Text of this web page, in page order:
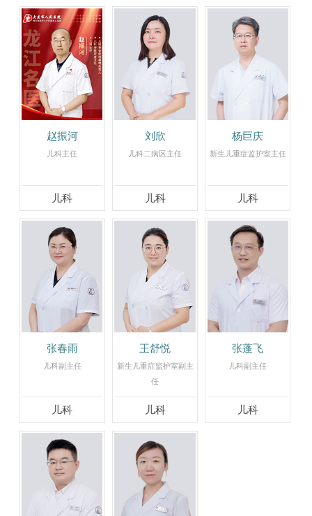
赵振河
儿科主任
儿科
刘欣
儿科二病区主任
儿科
杨巨庆
新生儿重症监护室主任
儿科
张春雨
儿科副主任
儿科
王舒悦
新生儿重症监护室副主
任
儿科
张蓬飞
儿科副主任
儿科